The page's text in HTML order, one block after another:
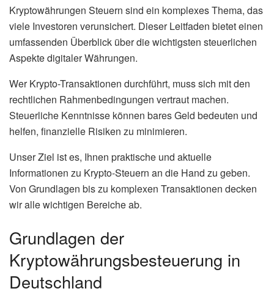
Kryptowährungen Steuern sind ein komplexes Thema, das
viele Investoren verunsichert. Dieser Leitfaden bietet einen
umfassenden Überblick über die wichtigsten steuerlichen
Aspekte digitaler Währungen.
Wer Krypto-Transaktionen durchführt, muss sich mit den
rechtlichen Rahmenbedingungen vertraut machen.
Steuerliche Kenntnisse können bares Geld bedeuten und
helfen, finanzielle Risiken zu minimieren.
Unser Ziel ist es, Ihnen praktische und aktuelle
Informationen zu Krypto-Steuern an die Hand zu geben.
Von Grundlagen bis zu komplexen Transaktionen decken
wir alle wichtigen Bereiche ab.
Grundlagen der
Kryptowährungsbesteuerung in
Deutschland